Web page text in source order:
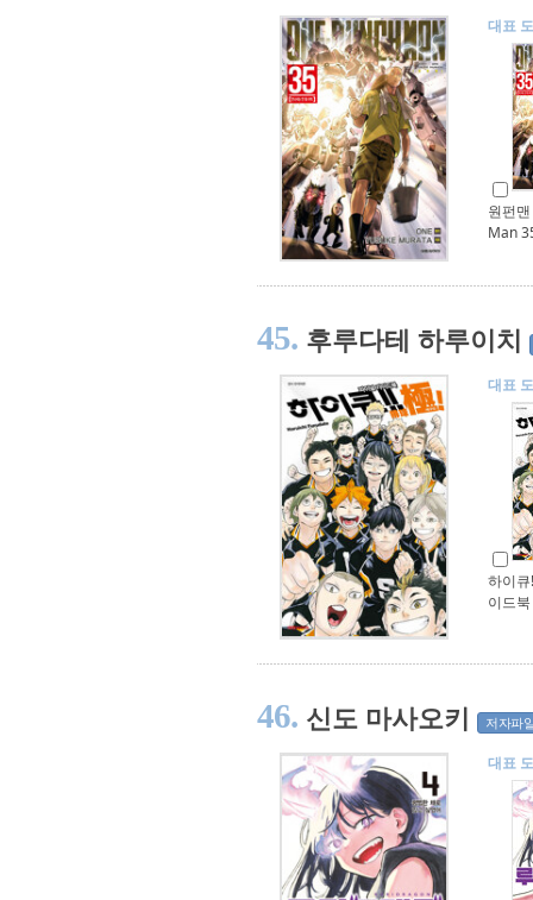
대표
원펀
Man
45. 후루다테 하루이치
대표
하이
이드
46. 신도 마사오키 저자파
대표